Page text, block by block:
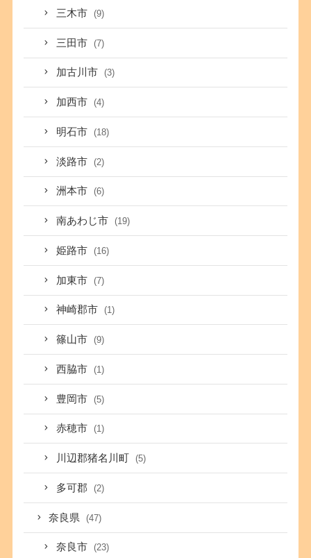
三木市 (9)
三田市 (7)
加古川市 (3)
加西市 (4)
明石市 (18)
淡路市 (2)
洲本市 (6)
南あわじ市 (19)
姫路市 (16)
加東市 (7)
神崎郡市 (1)
篠山市 (9)
西脇市 (1)
豊岡市 (5)
赤穂市 (1)
川辺郡猪名川町 (5)
多可郡 (2)
奈良県 (47)
奈良市 (23)